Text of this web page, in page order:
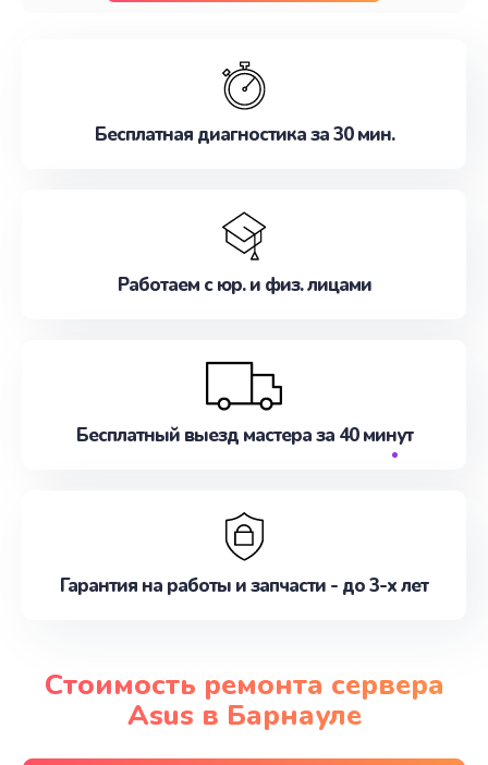
Бесплатная диагностика за 30 мин.
Работаем с юр. и физ. лицами
Бесплатный выезд мастера за 40 минут
Гарантия на работы и запчасти - до 3-х лет
Стоимость ремонта сервера
Asus в Барнауле